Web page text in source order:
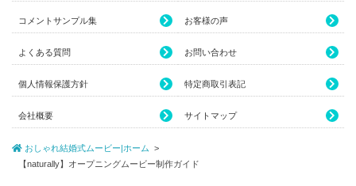
コメントサンプル集 お客様の声
よくある質問 お問い合わせ
個人情報保護方針 特定商取引表記
会社概要 サイトマップ
おしゃれ結婚式ムービー|ホーム
【naturally】オープニングムービー制作ガイド